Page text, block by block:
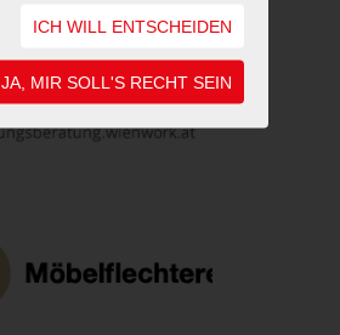
ICH WILL ENTSCHEIDEN
JA, MIR SOLL'S RECHT SEIN